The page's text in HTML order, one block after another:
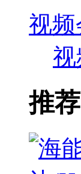
视
推